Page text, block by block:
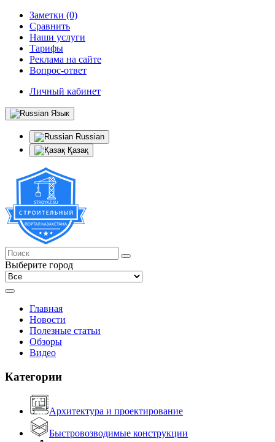
Заметки (0)
Сравнить
Наши услуги
Тарифы
Реклама на сайте
Вопрос-ответ
Личный кабинет
Язык
Russian
Қазақ
Выберите город
Главная
Новости
Полезные статьи
Обзоры
Видео
Категории
Архитектура и проектирование
Быстровозводимые конструкции